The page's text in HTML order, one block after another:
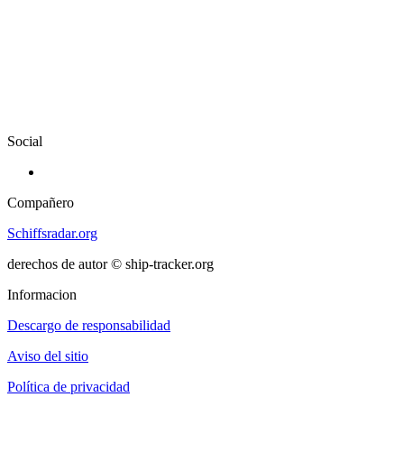
Social
Compañero
Schiffsradar.org
derechos de autor © ship-tracker.org
Informacion
Descargo de responsabilidad
Aviso del sitio
Política de privacidad